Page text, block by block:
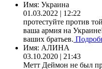
Имя: Украина
01.03.2022 | 12:22
протестуйте против
ваша армия на
ваших братьев.
Имя: АЛИНА
03.10.2020 | 21:43
Метт Деймон не был